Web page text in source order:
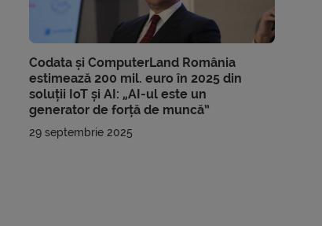
Codata și ComputerLand România
estimează 200 mil. euro în 2025 din
soluții IoT și AI: „AI-ul este un
generator de forță de muncă”
29 septembrie 2025